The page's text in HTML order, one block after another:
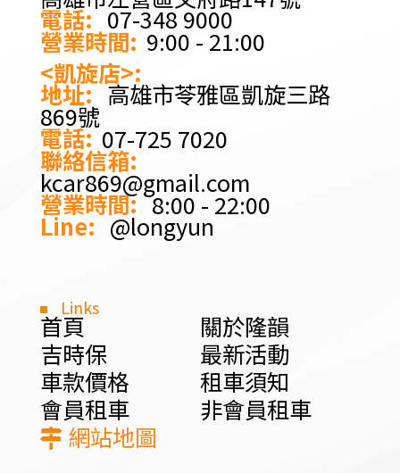
電話: 07-348 9000
營業時間: 9:00 - 21:00
<凱旋店>:
地址: 高雄市苓雅區凱旋三路
869號
電話: 07-725 7020
聯絡信箱:
kcar869@gmail.com
營業時間: 8:00 - 22:00
Line: @longyun
Links
首頁
關於隆韻
吉時保
最新活動
車款價格
租車須知
會員租車
非會員租車
網站地圖